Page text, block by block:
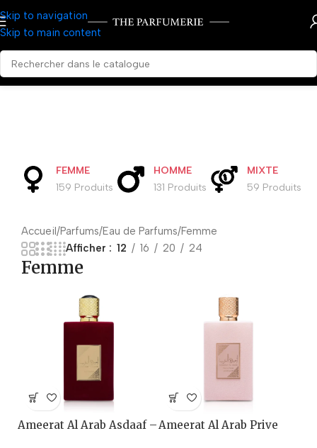
Skip to navigation
Skip to main content
FEMME
159 Produits
HOMME
131 Produits
MIXTE
59 Produits
Accueil Parfums Eau de Parfums Femme
Afficher
12 16 20 24
Femme
Ameerat Al Arab Asdaaf –Ameerat Al Arab Prive